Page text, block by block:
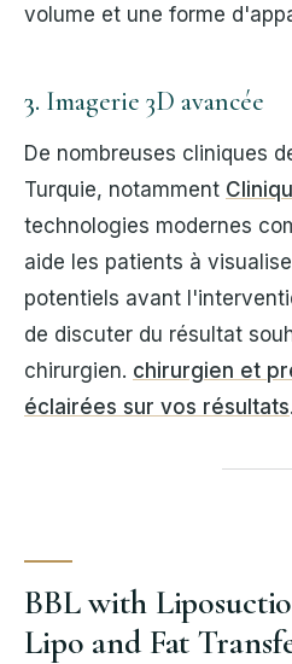
volume et une forme
3. Imagerie 3D avancée
De nombreuses cliniques
Turquie, notamment
technologies modernes
aide les patients à
potentiels avant
de discuter du résultat
chirurgien. chirurgien et
éclairées sur vos résultats.
BBL with
Lipo and Fat